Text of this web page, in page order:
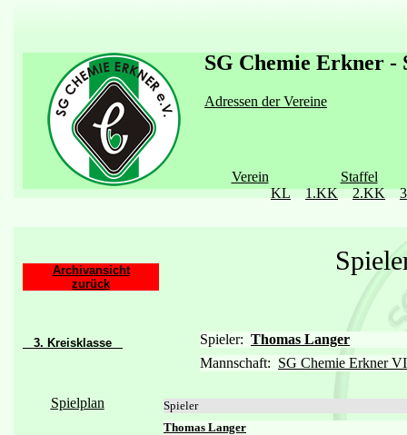
SG Chemie Erkner -
Adressen der Vereine
Verein
Staffel
KL
1.KK 2.KK
Archivansicht
zurück
3. Kreisklasse
Spielplan
Spieler: Thomas Langer
Mannschaft: SG Chemie Erkner VI
Spieler
Thomas Langer